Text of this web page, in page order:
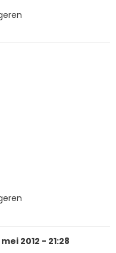
mei 2012 - 21:28